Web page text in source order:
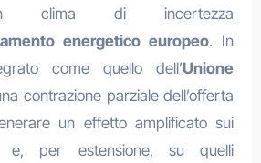
clima di incertezza
energetico europeo. In
come quello dell’Unione
contrazione parziale dell’offerta
un effetto amplificato sui
per estensione, su quelli